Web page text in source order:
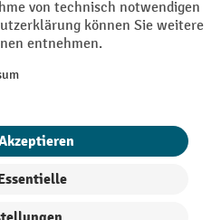
anders angegeben.
reicht. Der Rabatt gilt nicht auf
| ² Der Rabatt wird einmalig bei
variiert je nach
zu 10 % (10 % auf Lager, Umwelt,
sind Elektro-Hubwagen,